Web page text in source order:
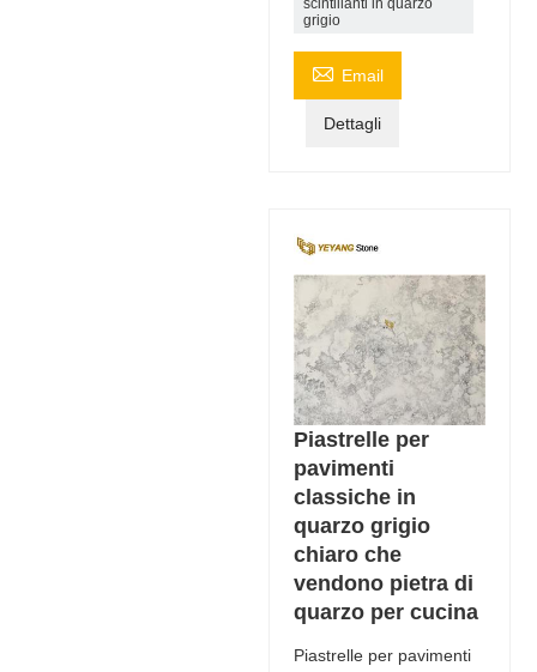
grigio
 Email
Dettagli
Piastrelle per
pavimenti
classiche in
quarzo grigio
chiaro che
vendono pietra di
quarzo per cucina
Piastrelle per pavimenti